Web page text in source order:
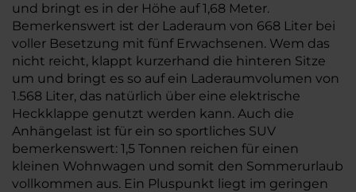
und bringt es in der Höhe auf 1,68 Meter.
Bemerkenswert ist der Laderaum von 668 Liter bei
voller Besetzung mit fünf Erwachsenen. Wem das
nicht reicht, klappt kurzerhand die hinteren Sitze
um und bringt es so auf ein Laderaumvolumen von
1.568 Liter, das natürlich über eine elektrische
Heckklappe genutzt werden kann. Auch die
Anhängelast ist für ein so sportliches SUV
bemerkenswert: 1,5 Tonnen reichen für einen
kleinen Wohnwagen und somit den Sommerurlaub
vollkommen aus. Ein Pluspunkt liegt im geringen